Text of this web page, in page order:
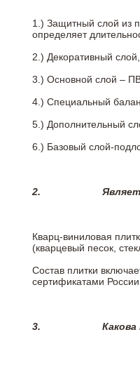
1.) Защитный слой из
определяет
2.) Декоративный
3.) Основной слой –
4.) Специальный
5.) Дополнительный
6.) Базовый слой-
2.
Кварц-виниловая
(кварцевый песок,
Состав плитки
сертификатами
3.